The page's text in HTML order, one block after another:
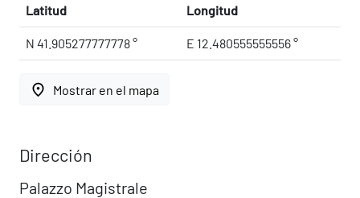
Latitud Longitud
N 41.905277777778 ° E 12.480555555556 °
place Mostrar en el mapa
Dirección
Palazzo Magistrale